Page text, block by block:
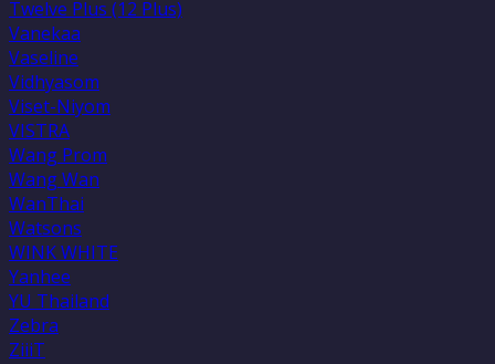
Twelve Plus (12 Plus)
Vanekaa
Vaseline
Vidhyasom
Viset-Niyom
VISTRA
Wang Prom
Wang Wan
WanThai
Watsons
WINK WHITE
Yanhee
YU Thailand
Zebra
ZiiiT